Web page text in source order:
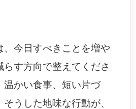
、今日すべきことを増や
す方向で整えてくださ
温かい食事、短い片づ
うした地味な行動が、